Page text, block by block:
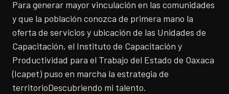
Para generar mayor vinculación en las comunidades
y que la población conozca de primera mano la
oferta de servicios y ubicación de las Unidades de
Capacitación, el Instituto de Capacitación y
Productividad para el Trabajo del Estado de Oaxaca
(Icapet) puso en marcha la estrategia de
territorioDescubriendo mi talento.